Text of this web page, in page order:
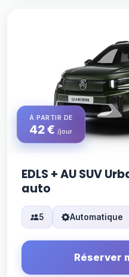
À PARTIR DE
42 € /jour
EDLS + AU SUV
auto
5 Automatique
Réserver